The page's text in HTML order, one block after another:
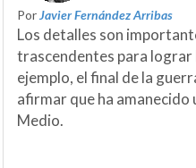
PorJavier Fernández Arribas
Los detalles son
trascendentes para
ejemplo, el final de la
afirmar que ha amanecido
Medio.